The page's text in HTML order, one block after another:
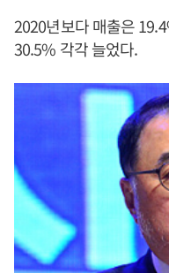
2020년보다 매출은
30.5% 각각 늘었다.